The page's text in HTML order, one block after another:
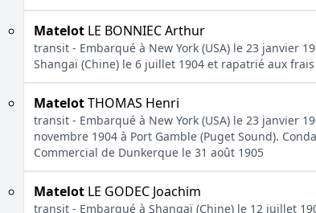
Matelot LE BONNIEC Arthur
transit - Embarqué à New York (USA) le 23 janvier
Shangaï (Chine) le 6 juillet 1904 et rapatrié aux
MatelotTHOMAS Henri
transit - Embarqué à New York (USA) le 23 janvier
novembre 1904 à Port Gamble (Puget Sound).
Commercial de Dunkerque le 31 août 1905
Matelot LE GODEC Joachim
transit - Embarqué à Shangaï (Chine) le 12 juillet